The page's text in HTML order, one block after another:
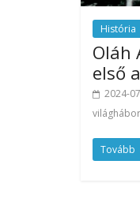
História
Oláh
első
2024-
Tovább